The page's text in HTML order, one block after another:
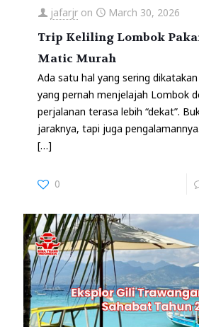
jafarjr on March 30, 2026
Trip Keliling Lombok
Matic Murah
Ada satu hal yang sering
yang pernah menjelajah Lombok
perjalanan terasa lebih “dekat”.
jaraknya, tapi juga
[…]
0